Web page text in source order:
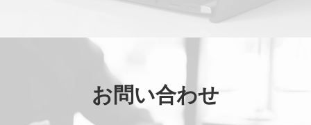
お問い合わせ